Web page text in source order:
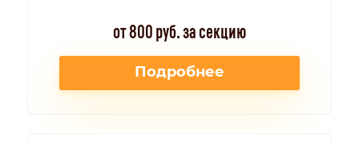
от 800 руб. за секцию
Подробнее